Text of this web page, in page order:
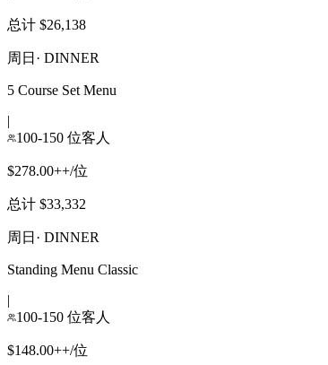
总计 $26,138
周日 · DINNER
5 Course Set Menu
|
100-150 位客人
$278.00++/位
总计 $33,332
周日 · DINNER
Standing Menu Classic
|
100-150 位客人
$148.00++/位